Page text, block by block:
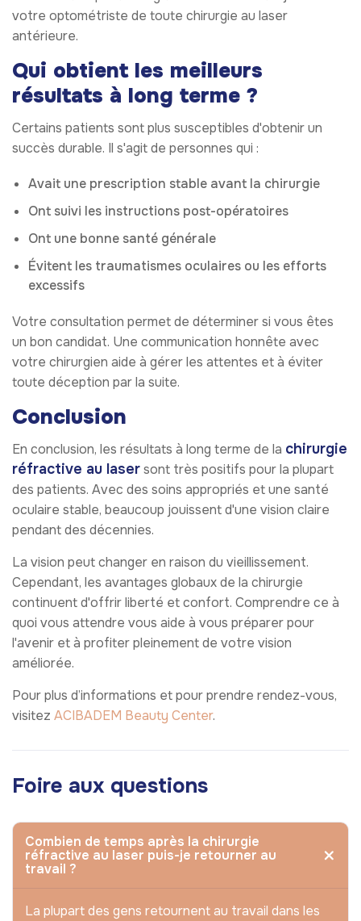
votre optométriste de toute chirurgie au laser
antérieure.
Qui obtient les meilleurs
résultats à long terme ?
Certains patients sont plus susceptibles d'obtenir un
succès durable. Il s'agit de personnes qui :
Avait une prescription stable avant la chirurgie
Ont suivi les instructions post-opératoires
Ont une bonne santé générale
Évitent les traumatismes oculaires ou les efforts
excessifs
Votre consultation permet de déterminer si vous êtes
un bon candidat. Une communication honnête avec
votre chirurgien aide à gérer les attentes et à éviter
toute déception par la suite.
Conclusion
En conclusion, les résultats à long terme de la chirurgie
réfractive au lasersont très positifs pour la plupart
des patients. Avec des soins appropriés et une santé
oculaire stable, beaucoup jouissent d'une vision claire
pendant des décennies.
La vision peut changer en raison du vieillissement.
Cependant, les avantages globaux de la chirurgie
continuent d'offrir liberté et confort. Comprendre ce à
quoi vous attendre vous aide à vous préparer pour
l'avenir et à profiter pleinement de votre vision
améliorée.
Pour plus d’informations et pour prendre rendez-vous,
visitez ACIBADEM Beauty Center.
Foire aux questions
Combien de temps après la chirurgie
réfractive au laser puis-je retourner au
travail ?
La plupart des gens retournent au travail dans les